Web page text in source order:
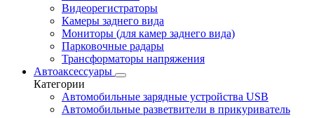
Видеорегистраторы
Камеры заднего вида
Мониторы (для камер заднего вида)
Парковочные радары
Трансформаторы напряжения
Автоаксессуары
Категории
Автомобильные зарядные устройства USB
Автомобильные разветвители в прикуриватель